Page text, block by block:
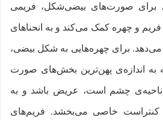
برای صورت‌های بیضی‌شکل، فریمی
و چهره کمک می‌کند و به انحناهای
برای چهره‌هایی به شکل بیضی،
به اندازه‌ی پهن‌ترین بخش‌های صورت
چشم است، عریض باشد و به
خاصی می‌بخشد. فریم‌های